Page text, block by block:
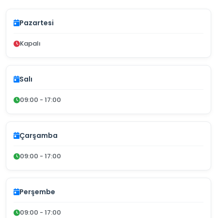
Pazartesi
Kapalı
Salı
09:00 - 17:00
Çarşamba
09:00 - 17:00
Perşembe
09:00 - 17:00